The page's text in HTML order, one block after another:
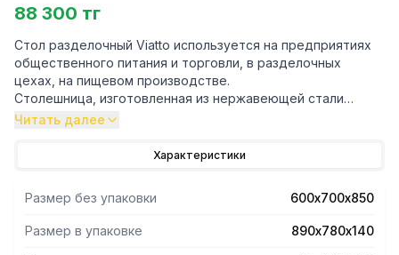
88 300 тг
Стол разделочный Viatto используется на предприятиях
общественного питания и торговли, в разделочных
цехах, на пищевом производстве.
Столешница, изготовленная из нержавеющей стали
толщиной 0,8мм, имеет подложку из ДВП высокой
Внизу расположена сплошная полка.
Читать далее
Характеристики
Размер без упаковки 600х700х850
Размер в упаковке 890х780х140